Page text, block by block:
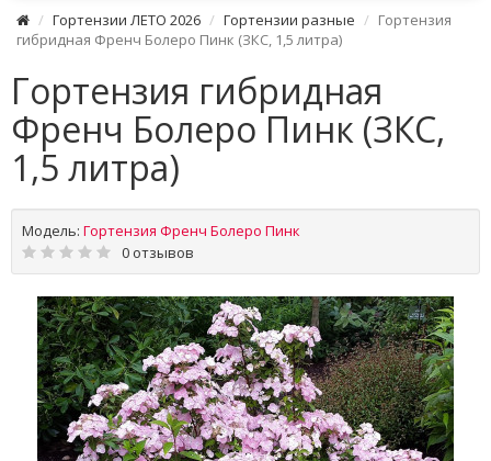
Гортензии ЛЕТО 2026 Гортензии разные
Гортензия
гибридная Френч Болеро Пинк (ЗКС, 1,5 литра)
Гортензия гибридная
Френч Болеро Пинк (ЗКС,
1,5 литра)
Модель: Гортензия Френч Болеро Пинк
0 отзывов